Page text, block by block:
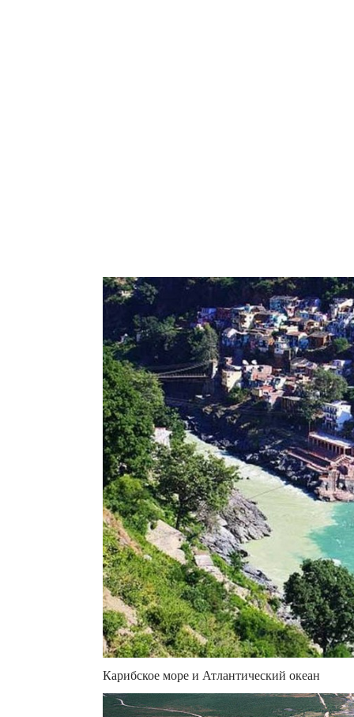
Карибское море и Атлантический океан